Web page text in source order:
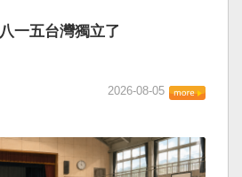
的和平穩定；台灣也將善用
家更安全更繁榮。 最後，賴清
意志，確保民主燈塔永明，自
」，更暴露企業之間拖欠已經
保』底線」和「抓好『一老一
高質量發展新業績」。不懂什
還以為是假文件，是新時代習
一五台灣獨立了
國國民黨，也不會捲入迄今仍
，中國是中國，台灣是台灣。
，中國也可致力提升國民福
2026-08-05